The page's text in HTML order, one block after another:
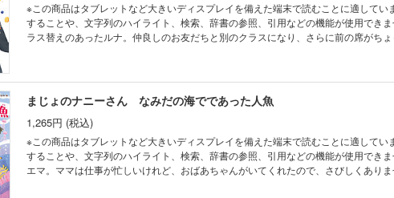
※この商品はタブレットなど大きいディスプレイを備えた端末で読むことに適してい
することや、文字列のハイライト、検索、辞書の参照、引用などの機能が使用できません。 春。2年生に
ラス替えのあったルナ。仲良しのお友だちと別のクラスになり、さらに前の席がち
けを作ってくれて……。春の花々やケーキ作りといったモチーフも魅力的な話。
まじょのナニーさん なみだの海でであった人魚
1,265円 (税込)
※この商品はタブレットなど大きいディスプレイを備えた端末で読むことに適してい
することや、文字列のハイライト、検索、辞書の参照、引用などの機能が使用できません。 ママとふたり
エマ。ママは仕事が忙しいけれど、おばあちゃんがいてくれたので、さびしくあり